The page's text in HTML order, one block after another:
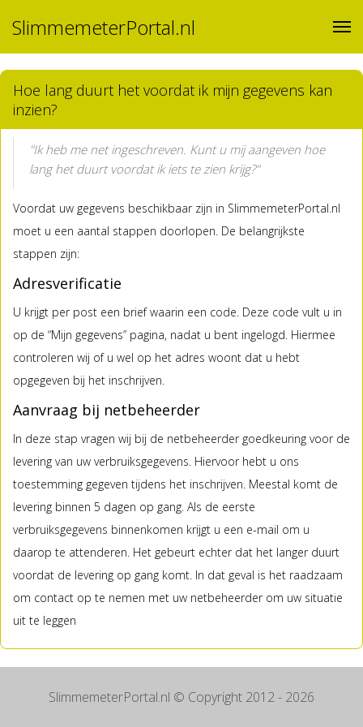
SlimmemeterPortal.nl
Hoe lang duurt het voordat ik mijn gegevens kan
inzien?
"Ik heb me net ingeschreven. Kunt u mij aangeven hoe
lang het duurt voordat ik iets te zien krijg?"
Voordat uw gegevens beschikbaar zijn in SlimmemeterPortal.nl
moet u een aantal stappen doorlopen. De belangrijkste
stappen zijn:
Adresverificatie
U krijgt per post een brief waarin een code. Deze code vult u in
op de “Mijn gegevens” pagina, nadat u bent ingelogd. Hiermee
controleren wij of u wel op het adres woont dat u hebt
opgegeven bij het inschrijven.
Aanvraag bij netbeheerder
In deze stap vragen wij bij de netbeheerder goedkeuring voor de
levering van uw verbruiksgegevens. Hiervoor hebt u ons
toestemming gegeven tijdens het inschrijven. Meestal komt de
levering binnen 5 dagen op gang. Als de eerste
verbruiksgegevens binnenkomen krijgt u een e-mail om u
daarop te attenderen. Het gebeurt echter dat het langer duurt
voordat de levering op gang komt. In dat geval is het raadzaam
om contact op te nemen met uw netbeheerder om uw situatie
uit te leggen
SlimmemeterPortal.nl © Copyright 2012 - 2026